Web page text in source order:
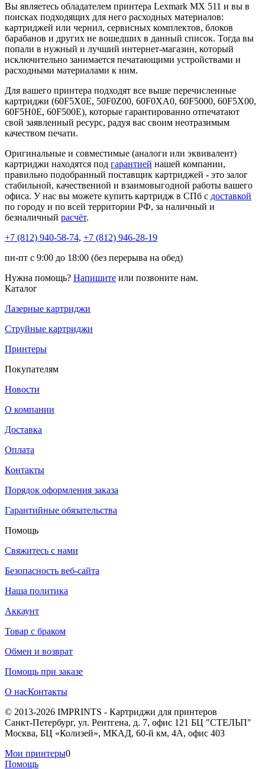
Вы являетесь обладателем принтера Lexmark MX 511 и вы в
поисках подходящих для него расходных материалов:
картриджей или чернил, сервисных комплектов, блоков
барабанов и других не вошедших в данный список. Тогда вы
попали в нужный и лучший интернет-магазин, который
исключительно занимается печатающими устройствами и
расходными материалами к ним.
Для вашего принтера подходят все выше перечисленные
картриджи (60F5X0E, 50F0Z00, 60F0XA0, 60F5000, 60F5X00,
60F5H0E, 60F500E), которые гарантированно отпечатают
свой заявленный ресурс, радуя вас своим неотразимым
качеством печати.
Оригинальные и совместимые (аналоги или эквивалент)
картриджи находятся под гарантией нашей компании,
правильно подобранный поставщик картриджей - это залог
стабильной, качественной и взаимовыгодной работы вашего
офиса. У нас вы можете купить картридж в СПб с доставкой
по городу и по всей территории РФ, за наличный и
безналичный расчёт.
+7 (812) 940-58-74, +7 (812) 946-28-19
пн-пт с 9:00 до 18:00 (без перерыва на обед)
Нужна помощь? Напишите или позвоните нам.
Каталог
Лазерные картриджи
Струйные картриджи
Принтеры
Покупателям
Новости
О компании
Доставка
Оплата
Контакты
Порядок оформления заказа
Гарантийные обязательства
Помощь
Свяжитесь с нами
Безопасность веб-сайта
Наша политика
Аккаунт
Товар с браком
Обмен и возврат
Помощь при заказе
О насКонтакты
© 2013-2026 IMPRINTS - Картриджи для принтеров
Санкт-Петербург, ул. Рентгена, д. 7, офис 121 БЦ "СТЕЛЬП"
Москва, БЦ «Колизей», МКАД, 60-й км, 4А, офис 403
Мои принтеры0
Помощь